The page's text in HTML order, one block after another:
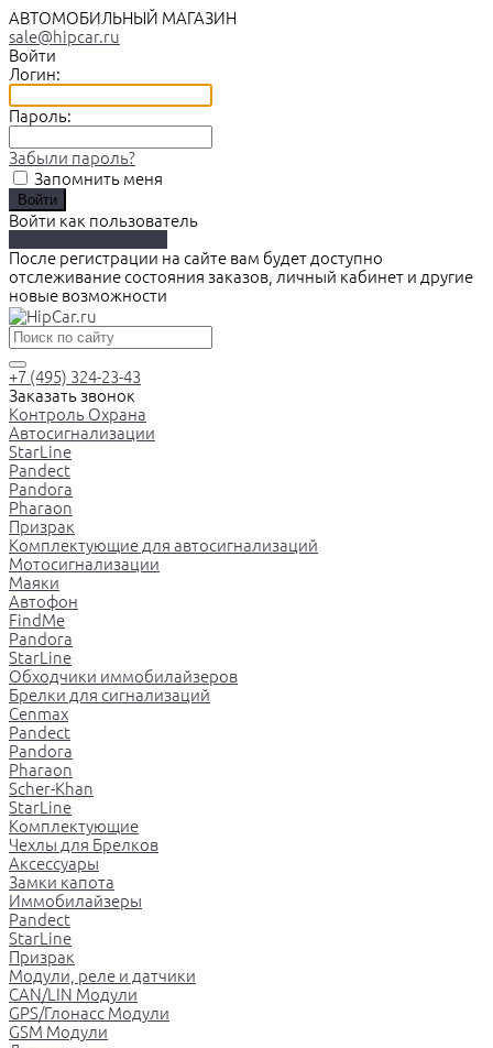
АВТОМОБИЛЬНЫЙ МАГАЗИН
sale@hipcar.ru
Войти
Логин:
Пароль:
Забыли пароль?
Запомнить меня
Войти как пользователь
После регистрации на сайте вам будет доступно
отслеживание состояния заказов, личный кабинет и другие
новые возможности
+7 (495) 324-23-43
Заказать звонок
Контроль Охрана
Автосигнализации
StarLine
Pandect
Pandora
Pharaon
Призрак
Комплектующие для автосигнализаций
Мотосигнализации
Маяки
Автофон
FindMe
Pandora
StarLine
Обходчики иммобилайзеров
Брелки для сигнализаций
Cenmax
Pandect
Pandora
Pharaon
Scher-Khan
StarLine
Комплектующие
Чехлы для Брелков
Аксессуары
Замки капота
Иммобилайзеры
Pandect
StarLine
Призрак
Модули, реле и датчики
CAN/LIN Модули
GPS/Глонасс Модули
GSM Модули